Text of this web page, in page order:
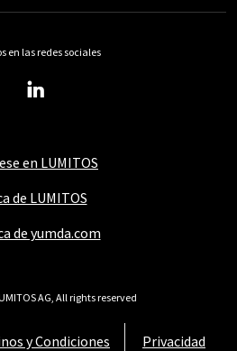
en LUMITOS
de LUMITOS
de yumda.com
y Condiciones Privacidad
en las redes sociales
AG, All rights reserved